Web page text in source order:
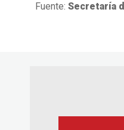
Fuente: Secretaría